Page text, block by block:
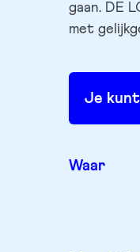
gaan. DE
met
Je
Waar